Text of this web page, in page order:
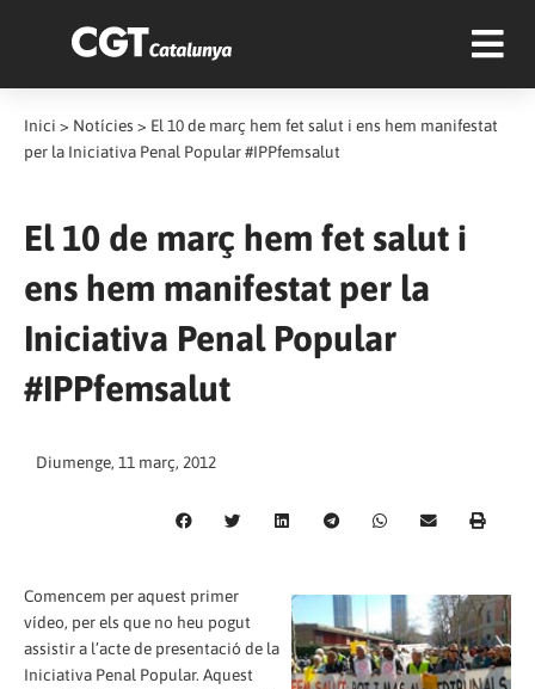
Inici > Notícies > El 10 de març hem fet salut i ens hem manifestat
per la Iniciativa Penal Popular #IPPfemsalut
El 10 de març hem fet salut i
ens hem manifestat per la
Iniciativa Penal Popular
#IPPfemsalut
Diumenge, 11 març, 2012
Comencem per aquest primer
vídeo, per els que no heu pogut
assistir a l’acte de presentació de la
Iniciativa Penal Popular. Aquest